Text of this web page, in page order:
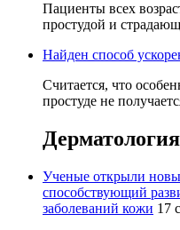
Пациенты всех
простудой и
Найден способ
Считается, что
простуде не
Дерматология
Ученые открыли
способствующий
заболеваний кожи 17